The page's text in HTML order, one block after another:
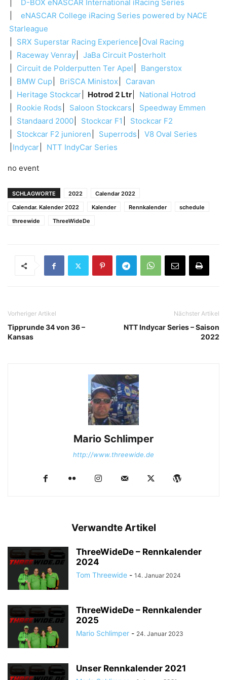
D-BOX eNASCAR International iRacing Series
eNASCAR College iRacing Series powered by NACE
Starleague
SRX Superstar Racing Experience Oval Racing
Raceway Venray
JaBa Circuit Posterholt
Circuit de Polderputten Ter Apel
Bangerstox
BMW Cup
BriSCA Ministox
Caravan
Heritage Stockcar
Hotrod 2 Ltr
National Hotrod
Rookie Rods
Saloon Stockcars
Speedway Emmen
Standaard 2000
Stockcar F1
Stockcar F2
Stockcar F2 junioren
Superrods
V8 Oval Series
Indycar
NTT IndyCar Series
no event
SCHLAGWORTE 2022
Calendar 2022
Calendar. Kalender 2022
Kalender Rennkalender
schedule
threewide
ThreeWideDe
Vorheriger Artikel
Tipprunde 34 von 36 –
Kansas
Nächster Artikel
NTT Indycar Series – Saison
2022
Mario Schlimper
http://www.threewide.de
Verwandte Artikel
ThreeWideDe – Rennkalender
2024
Tom Threewide - 14. Januar 2024
ThreeWideDe – Rennkalender
2025
Mario Schlimper - 24. Januar 2023
Unser Rennkalender 2021